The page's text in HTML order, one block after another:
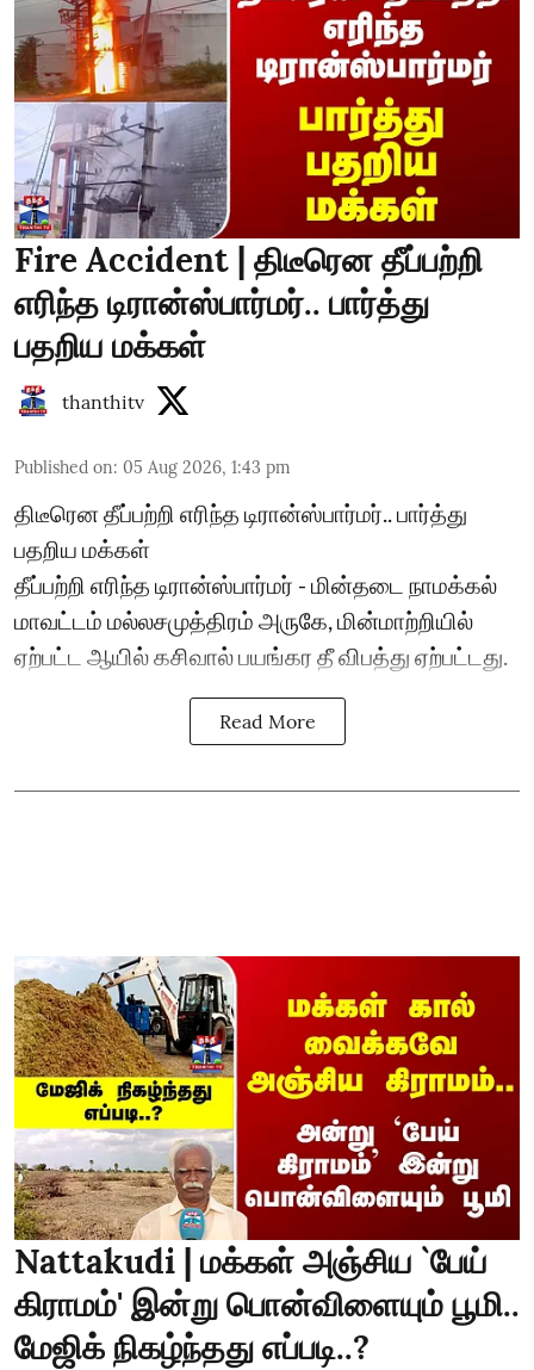
Fire Accident | திடீரென தீப்பற்றி
எரிந்த டிரான்ஸ்பார்மர்.. பார்த்து
பதறிய மக்கள்
thanthitv
Published on: 05 Aug 2026, 1:43 pm
திடீரென தீப்பற்றி எரிந்த டிரான்ஸ்பார்மர்.. பார்த்து
பதறிய மக்கள்
தீப்பற்றி எரிந்த டிரான்ஸ்பார்மர் - மின்தடை நாமக்கல்
மாவட்டம் மல்லசமுத்திரம் அருகே, மின்மாற்றியில்
ஏற்பட்ட ஆயில் கசிவால் பயங்கர தீ விபத்து ஏற்பட்டது.
Read More
Nattakudi | மக்கள் அஞ்சிய `பேய்
கிராமம்' இன்று பொன்விளையும் பூமி..
மேஜிக் நிகழ்ந்தது எப்படி..?